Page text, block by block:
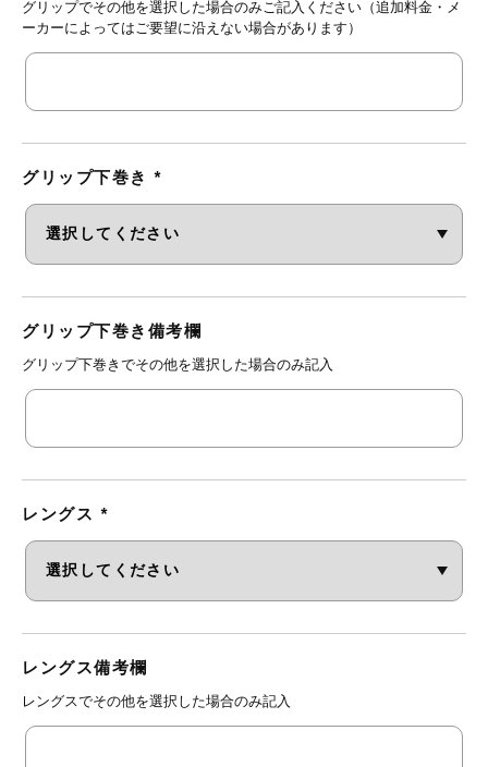
グリップでその他を選択した場合のみご記入ください（追加料金・メ
ーカーによってはご要望に沿えない場合があります）
グリップ下巻き *
グリップ下巻き備考欄
グリップ下巻きでその他を選択した場合のみ記入
レングス *
レングス備考欄
レングスでその他を選択した場合のみ記入